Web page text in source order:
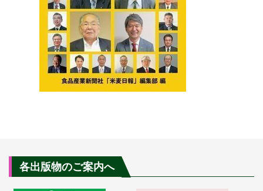
各出版物のご案内へ